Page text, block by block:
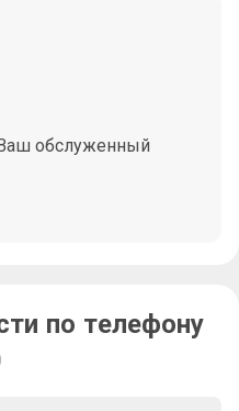
обслуженный
по телефону